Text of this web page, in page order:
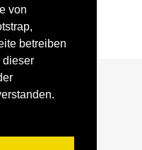
von
betreiben
dieser